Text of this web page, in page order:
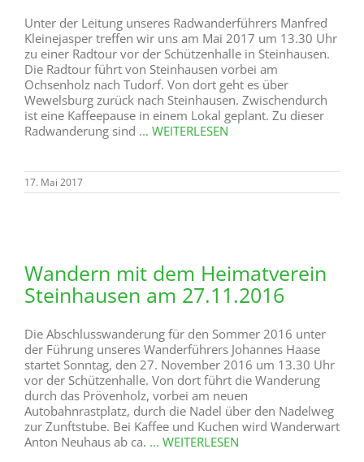
Unter der Leitung unseres Radwanderführers Manfred
Kleinejasper treffen wir uns am Mai 2017 um 13.30 Uhr
zu einer Radtour vor der Schützenhalle in Steinhausen.
Die Radtour führt von Steinhausen vorbei am
Ochsenholz nach Tudorf. Von dort geht es über
Wewelsburg zurück nach Steinhausen. Zwischendurch
ist eine Kaffeepause in einem Lokal geplant. Zu dieser
Radwanderung sind ... WEITERLESEN
17. Mai 2017
Wandern mit dem Heimatverein
Steinhausen am 27.11.2016
Die Abschlusswanderung für den Sommer 2016 unter
der Führung unseres Wanderführers Johannes Haase
startet Sonntag, den 27. November 2016 um 13.30 Uhr
vor der Schützenhalle. Von dort führt die Wanderung
durch das Prövenholz, vorbei am neuen
Autobahnrastplatz, durch die Nadel über den Nadelweg
zur Zunftstube. Bei Kaffee und Kuchen wird Wanderwart
Anton Neuhaus ab ca. ... WEITERLESEN